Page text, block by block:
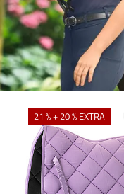
21 % + 20 % EXTRA